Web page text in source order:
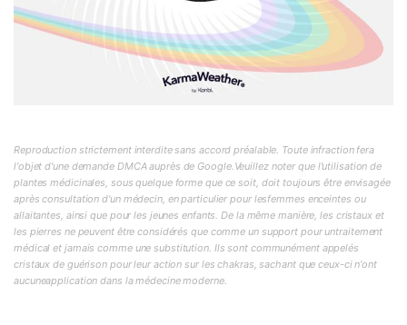
Reproduction strictement interdite sans accord préalable. Toute infraction fera
l'objet d'une demande DMCA auprès de Google.Veuillez noter que l'utilisation de
plantes médicinales, sous quelque forme que ce soit, doit toujours être envisagée
après consultation d'un médecin, en particulier pour lesfemmes enceintes ou
allaitantes, ainsi que pour les jeunes enfants. De la même manière, les cristaux et
les pierres ne peuvent être considérés que comme un support pour untraitement
médical et jamais comme une substitution. Ils sont communément appelés
cristaux de guérison pour leur action sur les chakras, sachant que ceux-ci n'ont
aucuneapplication dans la médecine moderne.